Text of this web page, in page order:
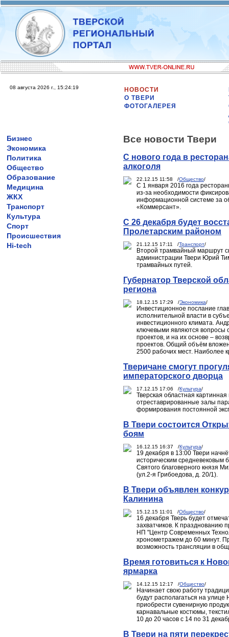
08 августа 2026 г., 15:24:19
НОВОСТИ
О ТВЕРИ
ФОТОГАЛЕРЕЯ
Бизнес
Экономика
Политика
Общество
Образование
Медицина
ЖКХ
Транспорт
Культура
Спорт
Происшествия
Hi-tech
Все новости Твери
С нового года в
алкоголя
22.12.15 11:58 /Общество/
С 1 января 2016 года
из-за необходимости
информационной системе за
«Коммерсант».
С 26 декабря будет
Пролетарским районом
21.12.15 17:11 /Транспорт/
Второй трамвайный маршрут
администрации Твери Юрий
трамвайных путей.
Губернатор Тверской
региона
18.12.15 17:29 /Экономика/
Инвестиционное послание
исполнительной власти в
инвестиционного климата.
ключевыми являются вопросы
проектов, и на их основе –
проектов. Общий объём
2500 рабочих мест. Наиболее
Тверичане смогут
императорского дворца
17.12.15 17:06 /Культура/
Тверская областная
отреставрированные залы
формирования постоянной
В Твери состоится
боям
16.12.15 16:37 /Культура/
19 декабря в 13:00 Твери
историческим средневековым
Святого благоверного князя
(ул.2-я Грибоедова, д. 20/1).
В Твери объявлен
Калинина
15.12.15 11:01 /Общество/
16 декабря Тверь будет
захватчиков. К празднованию
НП "Центр Современных
хронометражем до 60 минут.
возможность трансляции в
Время готовиться к
ярмарка
14.12.15 12:17 /Общество/
Начинает свою работу
будут располагаться на
приобрести сувенирную
карнавальные костюмы,
10 до 20 часов с 14 по 31
В Твери на пяти